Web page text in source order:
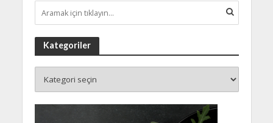
Kategoriler